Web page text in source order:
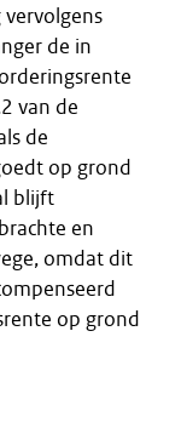
vervolgens
de in
van de
de
op grond
blijft
en
omdat dit
op grond